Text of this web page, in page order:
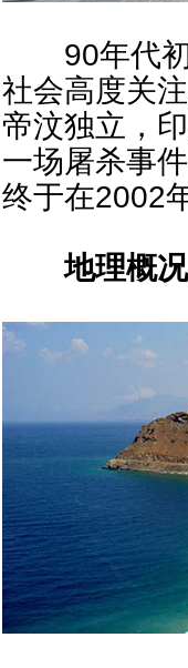
90年代初
社会高度关
帝汶独立，
一场屠杀事
终于在2002
地理概况